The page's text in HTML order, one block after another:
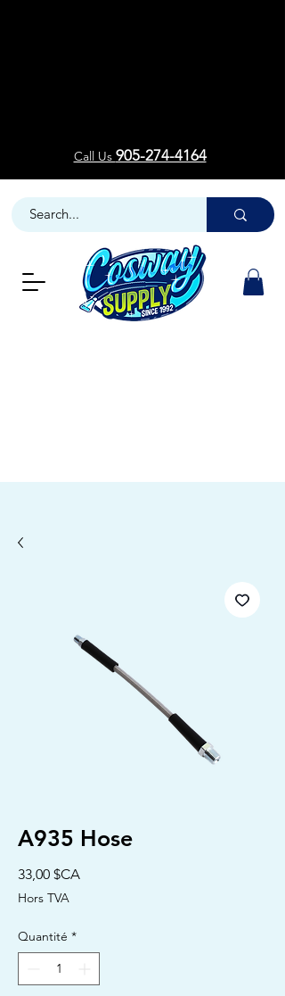
Call Us 905-274-4164
A935 Hose
33,00 $CAPrix
Hors TVA
Quantité *